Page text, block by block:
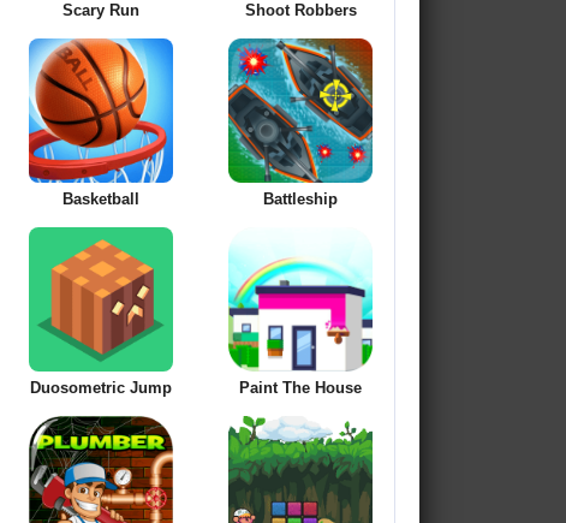
Scary Run Shoot Robbers
Basketball Battleship
Duosometric Jump Paint The House